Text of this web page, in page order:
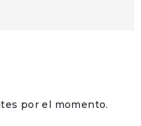
por el momento.